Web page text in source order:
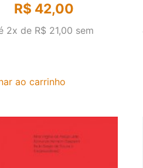
R$ 42,00
2x de R$ 21,00 sem
ao carrinho